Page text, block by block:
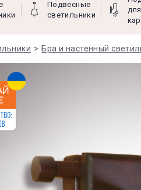
Подвесные
светильники
для
Бра и настенный